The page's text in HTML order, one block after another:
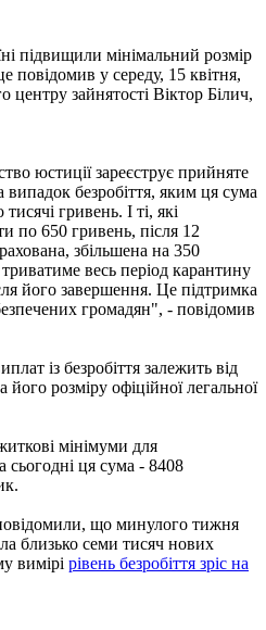
підвищили мінімальний розмір
повідомив у середу, 15 квітня,
центру зайнятості Віктор Білич,
юстиції зареєструє прийняте
безробіття, яким ця сума
гривень. І ті, які
по 650 гривень, після 12
збільшена на 350
весь період карантину
його завершення. Це підтримка
громадян", - повідомив
із безробіття залежить від
його розміру офіційної легальної
мінімуми для
сьогодні ця сума - 8408
що минулого тижня
близько семи тисяч нових
вимірі рівень безробіття зріс на